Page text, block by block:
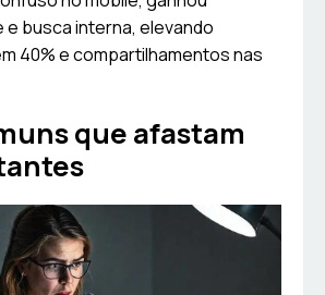
busca interna, elevando
40% e compartilhamentos nas
que afastam